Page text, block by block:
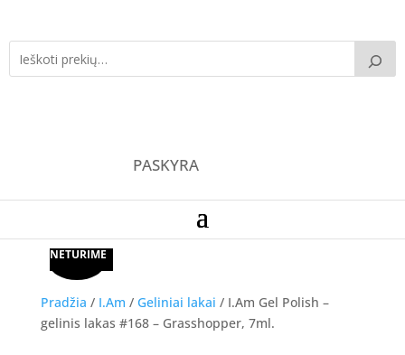
PASKYRA
Pradžia / I.Am / Geliniai lakai / I.Am Gel Polish –
gelinis lakas #168 – Grasshopper, 7ml.
Akcija!
NETURIME